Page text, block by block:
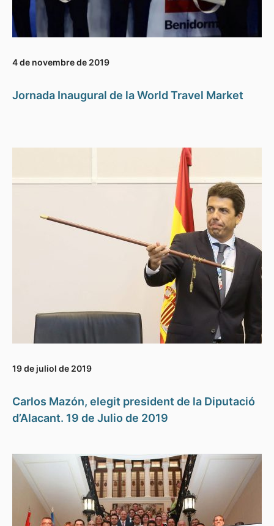
4 de novembre de 2019
Jornada Inaugural de la World Travel Market
19 de juliol de 2019
Carlos Mazón, elegit president de la Diputació
d’Alacant. 19 de Julio de 2019